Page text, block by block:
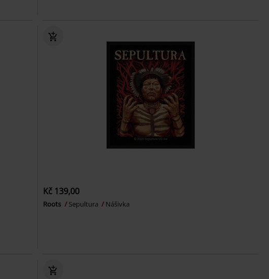
Kč 139,00
Roots Sepultura Nášivka